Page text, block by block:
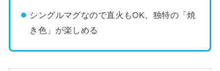
シングルマグなので直火もOK、独特の「焼
き色」が楽しめる